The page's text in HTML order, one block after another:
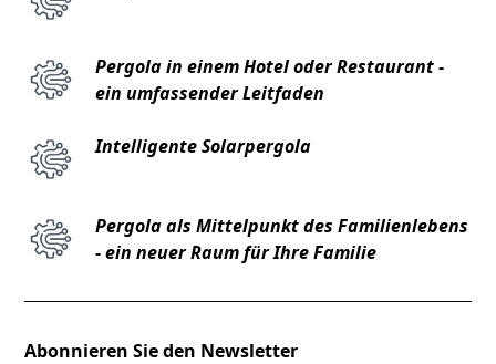
Pergola in einem Hotel oder Restaurant -
ein umfassender Leitfaden
Intelligente Solarpergola
Pergola als Mittelpunkt des Familienlebens
- ein neuer Raum für Ihre Familie
Abonnieren Sie den Newsletter